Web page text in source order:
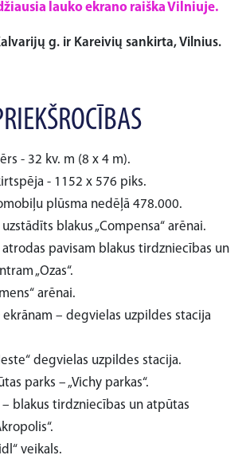
lauko ekrano raiška Vilniuje.
g. ir Kareivių sankirta, Vilnius.
- 32 kv. m (8 x 4 m).
- 1152 x 576 piks.
plūsma nedēļā 478.000.
blakus „Compensa“ arēnai.
atrodas pavisam blakus tirdzniecības un
„Ozas“.
arēnai.
ekrānam – degvielas uzpildes stacija
degvielas uzpildes stacija.
parks – „Vichy parkas“.
– blakus tirdzniecības un atpūtas
veikals.